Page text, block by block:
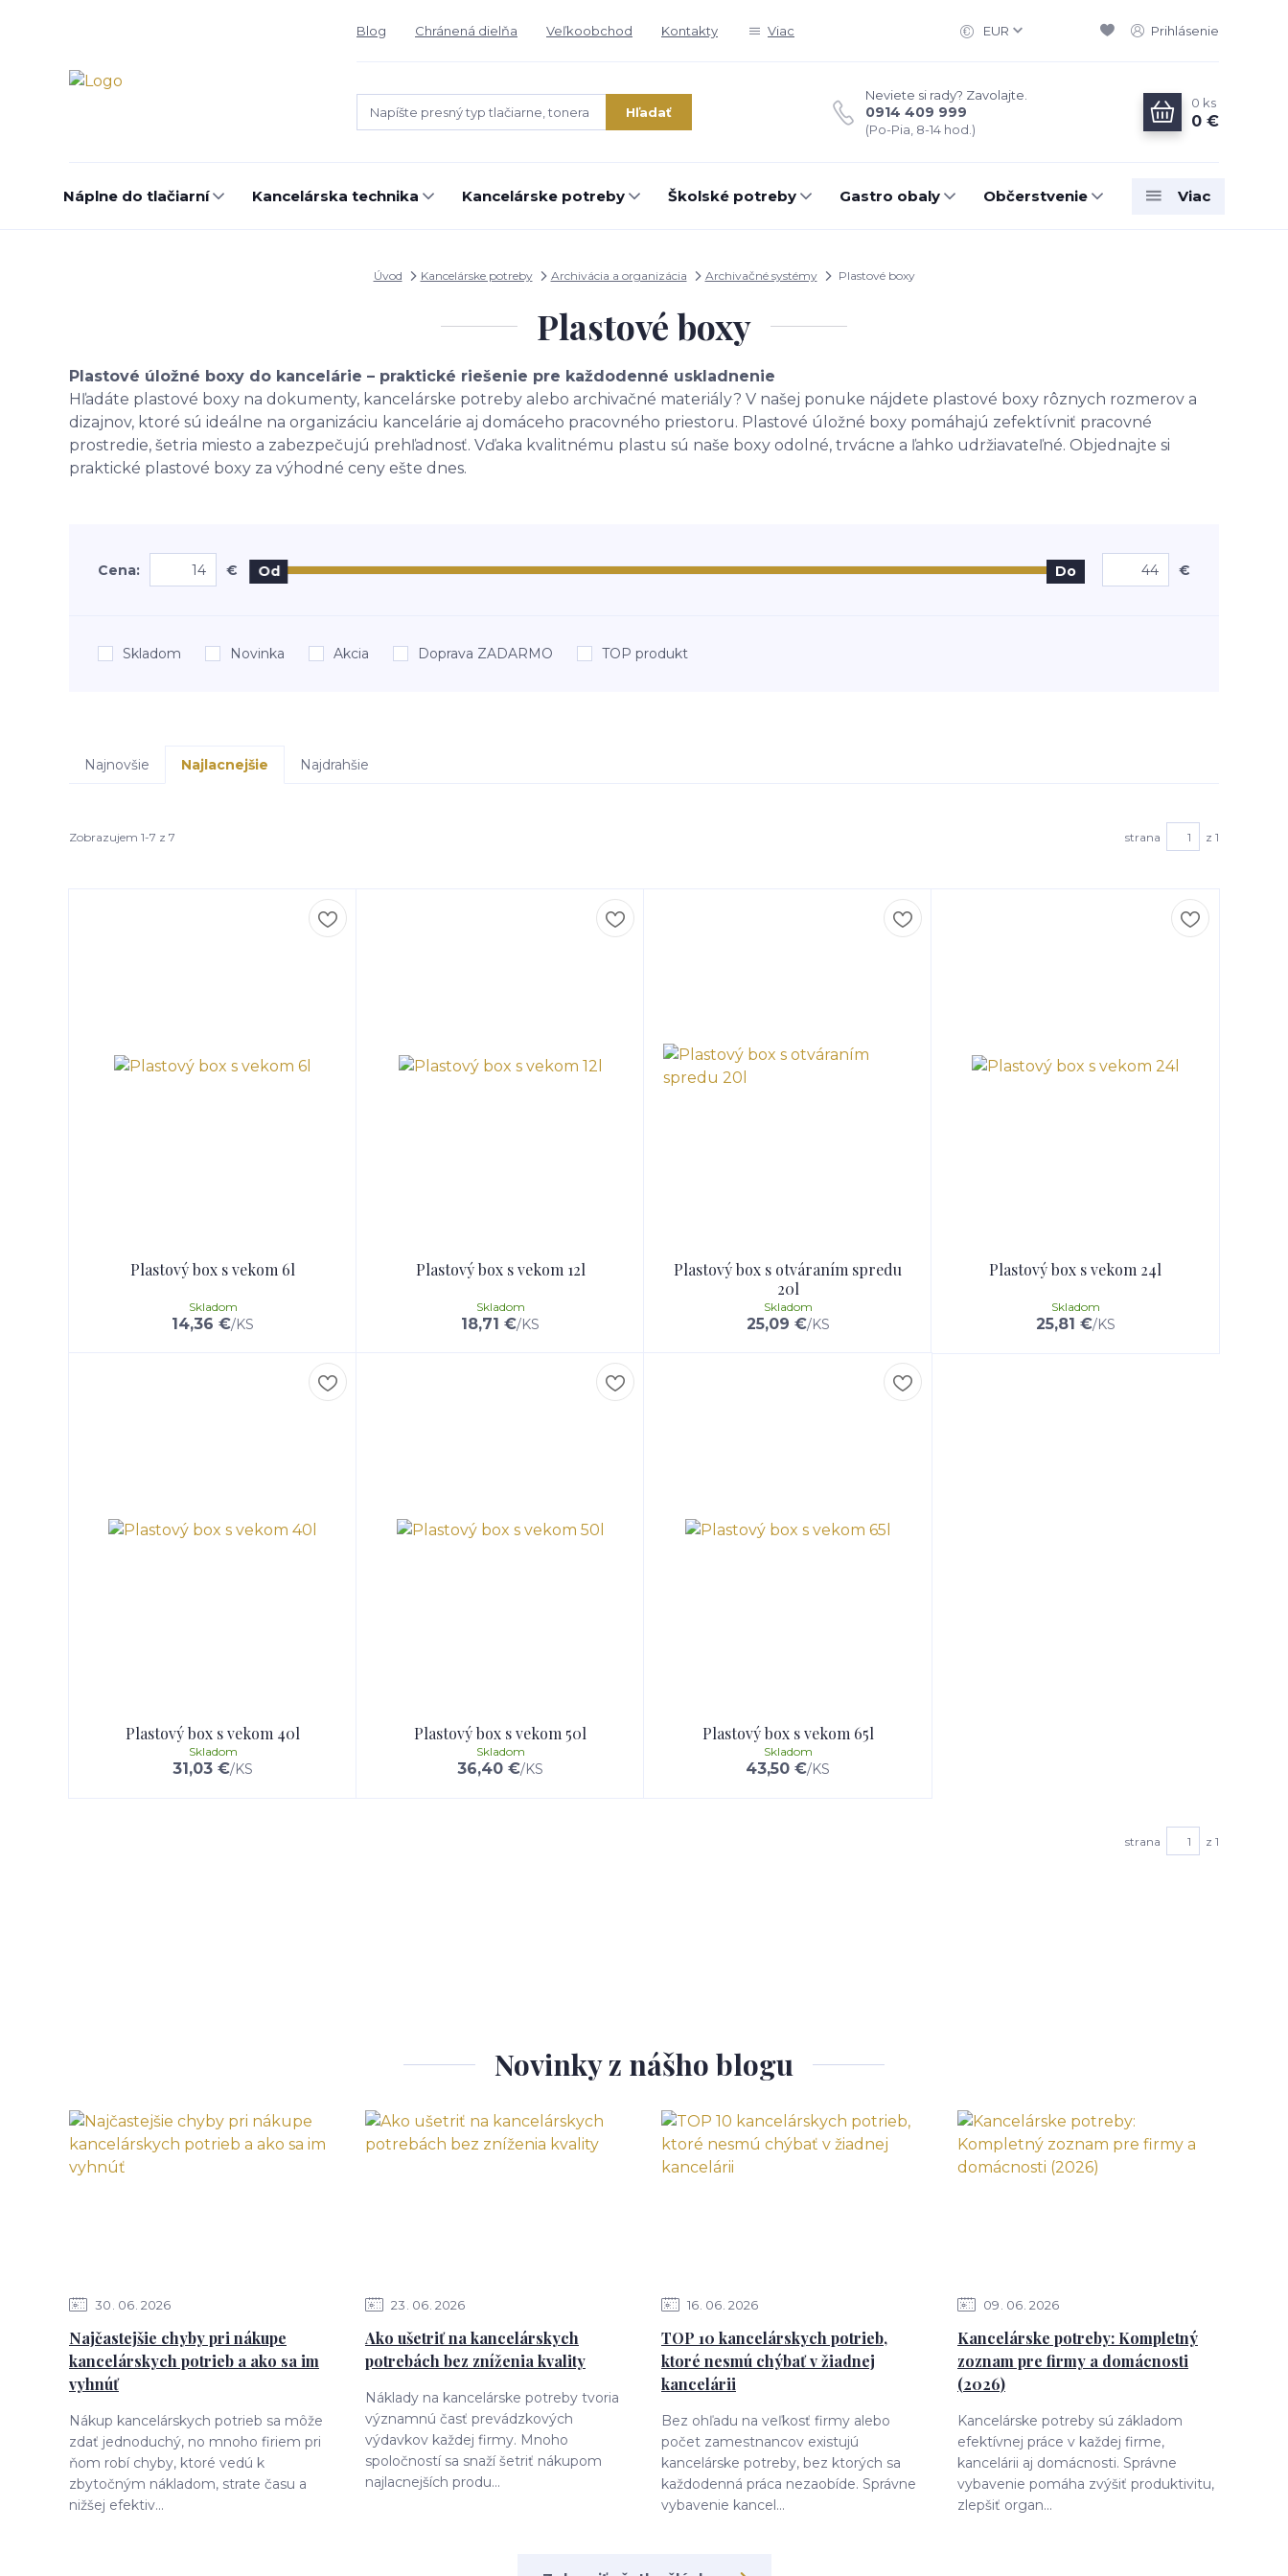
Blog Chránená dielňa Veľkoobchod Kontakty Viac EUR Prihlásenie
Hľadať
Neviete si rady? Zavolajte.
0914 409 999
(Po-Pia, 8-14 hod.)
0 ks
0 €
Náplne do tlačiarní Kancelárska technika Kancelárske potreby Školské potreby Gastro obaly Občerstvenie Viac
Úvod Kancelárske potreby Archivácia a organizácia Archivačné systémy Plastové boxy
Plastové boxy
Plastové úložné boxy do kancelárie – praktické riešenie pre každodenné uskladnenie
Hľadáte plastové boxy na dokumenty, kancelárske potreby alebo archivačné materiály? V našej ponuke nájdete plastové boxy rôznych rozmerov a
dizajnov, ktoré sú ideálne na organizáciu kancelárie aj domáceho pracovného priestoru. Plastové úložné boxy pomáhajú zefektívniť pracovné
prostredie, šetria miesto a zabezpečujú prehľadnosť. Vďaka kvalitnému plastu sú naše boxy odolné, trvácne a ľahko udržiavateľné. Objednajte si
praktické plastové boxy za výhodné ceny ešte dnes.
Cena: € Od Do €
Skladom Novinka Akcia Doprava ZADARMO TOP produkt
Najnovšie Najlacnejšie Najdrahšie
Zobrazujem 1-7 z 7 strana z 1
Plastový box s vekom 6l
14,36 €/KS
Skladom
Plastový box s vekom 12l
18,71 €/KS
Skladom
Plastový box s otváraním spredu
20l
25,09 €/KS
Skladom
Plastový box s vekom 24l
25,81 €/KS
Skladom
Plastový box s vekom 40l
31,03 €/KS
Skladom
Plastový box s vekom 50l
36,40 €/KS
Skladom
Plastový box s vekom 65l
43,50 €/KS
Skladom
strana z 1
Novinky z nášho blogu
30 06 2026
Najčastejšie chyby pri nákupe
kancelárskych potrieb a ako sa im
vyhnúť
Nákup kancelárskych potrieb sa môže
zdať jednoduchý, no mnoho firiem pri
ňom robí chyby, ktoré vedú k
zbytočným nákladom, strate času a
nižšej efektiv...
23 06 2026
Ako ušetriť na kancelárskych
potrebách bez zníženia kvality
Náklady na kancelárske potreby tvoria
významnú časť prevádzkových
výdavkov každej firmy. Mnoho
spoločností sa snaží šetriť nákupom
najlacnejších produ...
16 06 2026
TOP 10 kancelárskych potrieb,
ktoré nesmú chýbať v žiadnej
kancelárii
Bez ohľadu na veľkosť firmy alebo
počet zamestnancov existujú
kancelárske potreby, bez ktorých sa
každodenná práca nezaobíde. Správne
vybavenie kancel...
09 06 2026
Kancelárske potreby: Kompletný
zoznam pre firmy a domácnosti
(2026)
Kancelárske potreby sú základom
efektívnej práce v každej firme,
kancelárii aj domácnosti. Správne
vybavenie pomáha zvýšiť produktivitu,
zlepšiť organ...